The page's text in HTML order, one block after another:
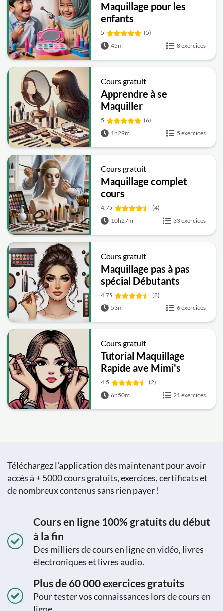
Maquillage pour les
enfants
5
(5)
45m
8 exercices
Cours gratuit
Apprendre à se
Maquiller
5
(6)
1h29m
5 exercices
Cours gratuit
Maquillage complet
cours
4.75
(4)
10h27m
33 exercices
Cours gratuit
Maquillage pas à pas
spécial Débutants
4.75
(8)
53m
6 exercices
Cours gratuit
Tutorial Maquillage
Rapide ave Mimi's
Signature
4.5
(2)
6h50m
21 exercices
Téléchargez l'application dès maintenant pour avoir
accès à + 5000 cours gratuits, exercices, certificats et
de nombreux contenus sans rien payer !
Cours en ligne 100% gratuits du début
à la fin
Des milliers de cours en ligne en vidéo, livres
électroniques et livres audio.
Plus de 60 000 exercices gratuits
Pour tester vos connaissances lors de cours en
ligne